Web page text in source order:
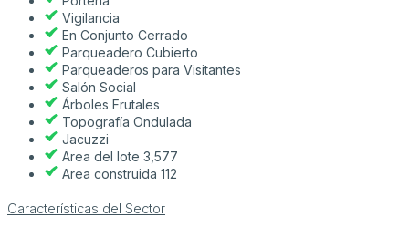
Vigilancia
En Conjunto Cerrado
Parqueadero Cubierto
Parqueaderos para Visitantes
Salón Social
Árboles Frutales
Topografía Ondulada
Jacuzzi
Area del lote 3,577
Area construida 112
Características del Sector